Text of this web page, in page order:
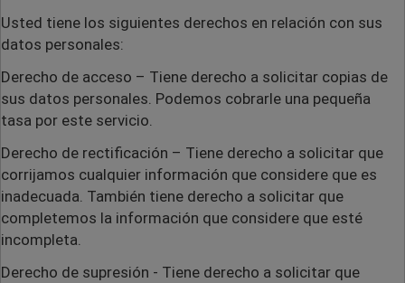
Usted tiene los siguientes derechos en relación con sus
datos personales:
Derecho de acceso – Tiene derecho a solicitar copias de
sus datos personales. Podemos cobrarle una pequeña
tasa por este servicio.
Derecho de rectificación – Tiene derecho a solicitar que
corrijamos cualquier información que considere que es
inadecuada. También tiene derecho a solicitar que
completemos la información que considere que esté
incompleta.
Derecho de supresión - Tiene derecho a solicitar que